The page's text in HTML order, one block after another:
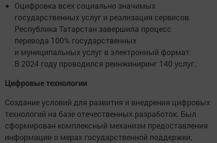
Оцифровка всех социально значимых
государственных услуг и реализация сервисов.
Республика Татарстан завершила процесс
перевода 100% государственных
и муниципальных услуг в электронный формат.
В 2024 году проводился реинжиниринг 140 услуг.
Цифровые технологии
Создание условий для развития и внедрения цифровых
технологий на базе отечественных разработок. Был
сформирован комплексный механизм предоставления
информации о мерах государственной поддержки,